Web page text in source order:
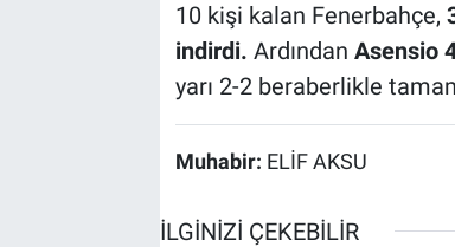
10 kişi kalan Fenerbahçe,
indirdi. Ardından Asensio
yarı 2-2 beraberlikle
Muhabir: ELİF AKSU